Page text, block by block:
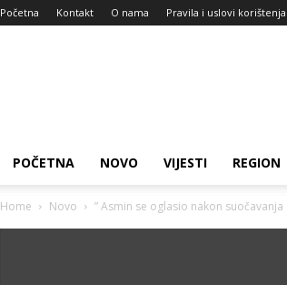
Početna Kontakt O nama Pravila i uslovi korištenja
POČETNA NOVO VIJESTI REGION
Home Novo ” Asmin se oglasio nakon suočavanja